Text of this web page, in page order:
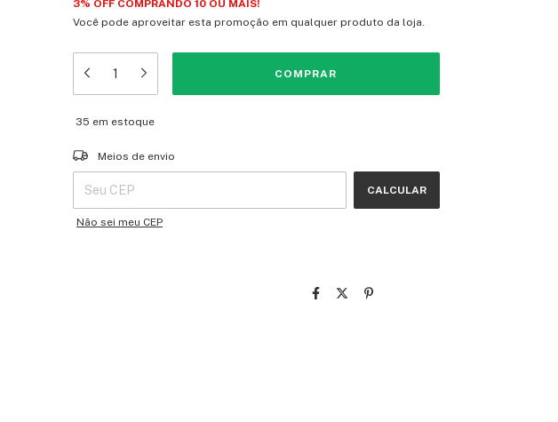
3% OFF COMPRANDO 10 OU MAIS!
Você pode aproveitar esta promoção em qualquer produto da loja.
35 em estoque
Entregas para o CEP:
Meios de envio
CALCULAR
Não sei meu CEP